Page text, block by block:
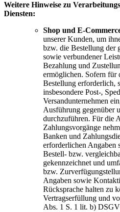
Weitere Hinweise zu
Diensten:
Shop und E-
unserer Kunden, um
bzw. die Bestellung der
sowie verbundener
Bezahlung und
ermöglichen. Sofern für
Bestellung erforderlich,
insbesondere Post-,
Versandunternehmen
Ausführung gegenüber
durchzuführen. Für die
Zahlungsvorgänge
Banken und
erforderlichen Angaben
Bestell- bzw.
gekennzeichnet und
bzw.
Angaben sowie
Rücksprache halten zu
Vertragserfüllung und
Abs. 1 S. 1 lit. b)